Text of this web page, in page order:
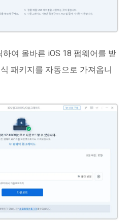
여 올바른 iOS 18 펌웨어를 받
패키지를 자동으로 가져옵니